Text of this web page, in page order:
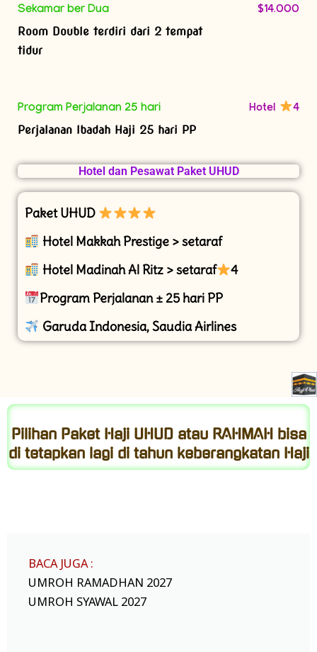
Sekamar ber Dua
Room Double terdiri dari 2 tempat
tidur
$14.000
Program Perjalanan 25 hari
Perjalanan Ibadah Haji 25 hari PP
Hotel 4
Hotel dan Pesawat Paket UHUD
Paket UHUD
Hotel Makkah Prestige > setaraf
Hotel Madinah Al Ritz > setaraf
4
Program Perjalanan ± 25 hari PP
Garuda Indonesia, Saudia Airlines
Pilihan Paket Haji UHUD atau RAHMAH bisa
di tetapkan lagi di tahun keberangkatan Haji
BACA JUGA :
UMROH RAMADHAN 2027
UMROH SYAWAL 2027